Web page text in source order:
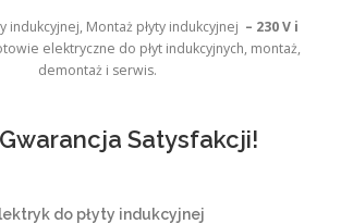
indukcyjnej, Montaż płyty indukcyjnej – 230 V i
elektryczne do płyt indukcyjnych, montaż,
demontaż i serwis.
Satysfakcji!
do płyty indukcyjnej